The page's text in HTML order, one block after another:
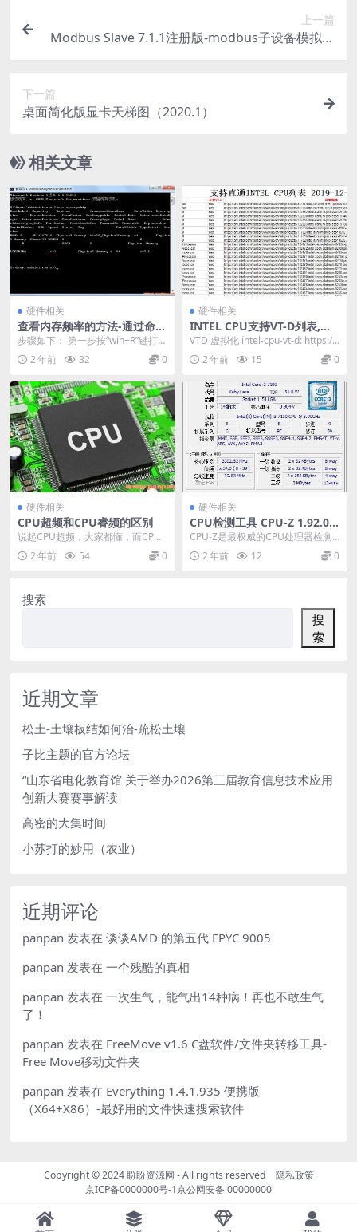
上一篇
Modbus Slave 7.1.1注册版-modbus子设备模拟工
下一篇
桌面简化版显卡天梯图（2020.1）
相关文章
硬件相关
查看内存频率的方法-通过命令
查看内存条频率
步骤如下： 第一步按“win+R”键打开
运行，在运行输入“cmd” 第二步进
去命...2 年前 32 0
硬件相关
INTEL CPU支持VT-D列表,更
新日期2019-12-03
VTD 虚拟化 intel-cpu-vt-d: https://
474b.com...
2 年前 15 0
硬件相关
CPU超频和CPU睿频的区别
说起CPU超频，大家都懂，而CPU
睿频呢？ 也许你买CPU的时候也会
看到这个参数...
2 年前 54 0
硬件相关
CPU检测工具 CPU-Z 1.92.0
自适应绿色单文件版
CPU-Z是最权威的CPU处理器检测
工具。 它支持的CPU种类相当全
面，软件的启...
2 年前 12 0
搜索
搜
索
近期文章
松土-土壤板结如何治-疏松土壤
子比主题的官方论坛
“山东省电化教育馆 关于举办2026第三届教育信息技术应用
创新大赛赛事解读
高密的大集时间
小苏打的妙用（农业）
近期评论
panpan 发表在 谈谈AMD 的第五代 EPYC 9005
panpan 发表在 一个残酷的真相
panpan 发表在 一次生气，能气出14种病！再也不敢生气
了！
panpan 发表在 FreeMove v1.6 C盘软件/文件夹转移工具-
Free Move移动文件夹
panpan 发表在 Everything 1.4.1.935 便携版
（X64+X86）-最好用的文件快速搜索软件
Copyright © 2024盼盼资源网 - All rights reserved 隐私政策
京ICP备0000000号-1京公网安备 00000000